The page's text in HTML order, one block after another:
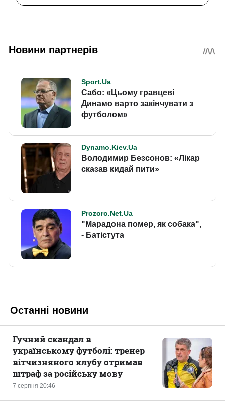
Останні новини
7 серпня 20:46
Гучний скандал в
українському футболі: тренер
вітчизняного клубу отримав
штраф за російську мову